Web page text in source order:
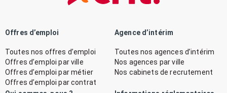
Offres d’emploi
Toutes nos offres d’emploi
Offres d’emploi par ville
Offres d’emploi par métier
Offres d’emploi par contrat
Agence d’intérim
Toutes nos agences d’intérim
Nos agences par ville
Nos cabinets de recrutement